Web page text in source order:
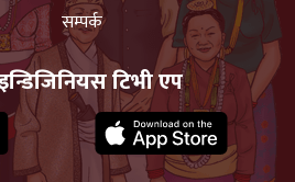
सम्पर्क
टिभी एप